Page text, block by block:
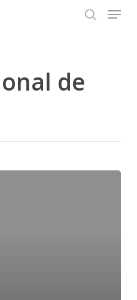
Menu
de